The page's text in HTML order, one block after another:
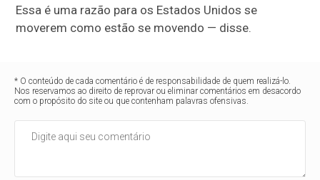
Essa é uma razão para os Estados Unidos se
moverem como estão se movendo — disse.
* O conteúdo de cada comentário é de responsabilidade de quem realizá-lo.
Nos reservamos ao direito de reprovar ou eliminar comentários em desacordo
com o propósito do site ou que contenham palavras ofensivas.